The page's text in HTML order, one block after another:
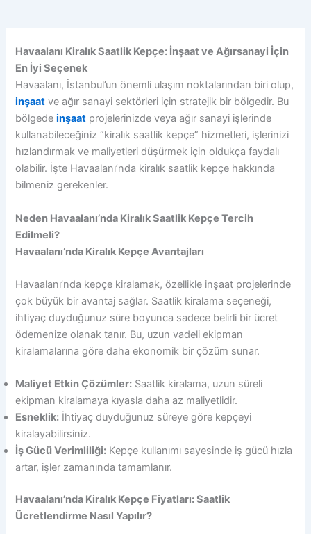
Havaalanı Kiralık Saatlik Kepçe: İnşaat ve Ağırsanayi İçin
En İyi Seçenek
Havaalanı, İstanbul’un önemli ulaşım noktalarından biri olup,
inşaat ve ağır sanayi sektörleri için stratejik bir bölgedir. Bu
bölgedeinşaat projelerinizde veya ağır sanayi işlerinde
kullanabileceğiniz “kiralık saatlik kepçe” hizmetleri, işlerinizi
hızlandırmak ve maliyetleri düşürmek için oldukça faydalı
olabilir. İşte Havaalanı’nda kiralık saatlik kepçe hakkında
bilmeniz gerekenler.
Neden Havaalanı’nda Kiralık Saatlik Kepçe Tercih
Edilmeli?
Havaalanı’nda Kiralık Kepçe Avantajları
Havaalanı’nda kepçe kiralamak, özellikle inşaat projelerinde
çok büyük bir avantaj sağlar. Saatlik kiralama seçeneği,
ihtiyaç duyduğunuz süre boyunca sadece belirli bir ücret
ödemenize olanak tanır. Bu, uzun vadeli ekipman
kiralamalarına göre daha ekonomik bir çözüm sunar.
Maliyet Etkin Çözümler: Saatlik kiralama, uzun süreli
ekipman kiralamaya kıyasla daha az maliyetlidir.
Esneklik: İhtiyaç duyduğunuz süreye göre kepçeyi
kiralayabilirsiniz.
İş Gücü Verimliliği: Kepçe kullanımı sayesinde iş gücü hızla
artar, işler zamanında tamamlanır.
Havaalanı’nda Kiralık Kepçe Fiyatları: Saatlik
Ücretlendirme Nasıl Yapılır?